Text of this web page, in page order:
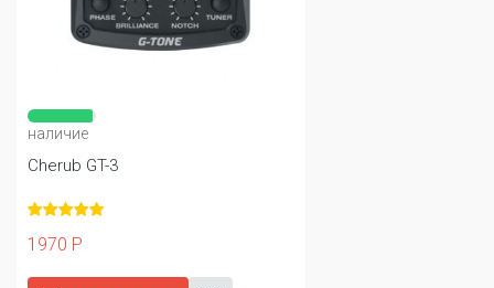
наличие
Cherub GT-3
1970 Р